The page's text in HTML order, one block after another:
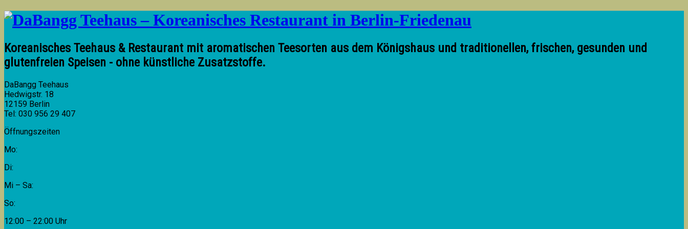
Koreanisches Teehaus & Restaurant mit aromatischen Teesorten aus dem Königshaus und traditionellen, frischen, gesunden und
glutenfreien Speisen - ohne künstliche Zusatzstoffe.
DaBangg Teehaus
Hedwigstr. 18
12159 Berlin
Tel: 030 956 29 407
Öffnungszeiten
Mo:
Di:
Mi – Sa:
So:
12:00 – 22:00 Uhr